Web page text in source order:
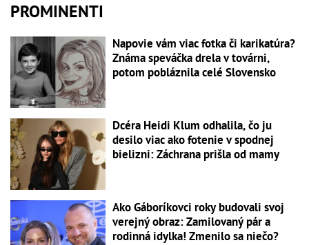
PROMINENTI
Napovie vám viac fotka či karikatúra?
Známa speváčka drela v továrni,
potom pobláznila celé Slovensko
Dcéra Heidi Klum odhalila, čo ju
desilo viac ako fotenie v spodnej
bielizni: Záchrana prišla od mamy
Ako Gáboríkovci roky budovali svoj
verejný obraz: Zamilovaný pár a
rodinná idylka! Zmenilo sa niečo?